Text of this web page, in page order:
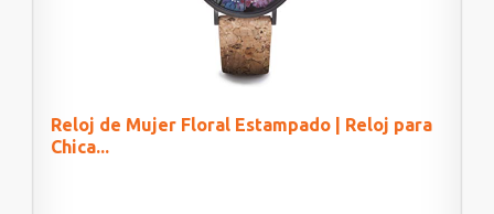
Reloj de Mujer Floral Estampado | Reloj para
Chica...